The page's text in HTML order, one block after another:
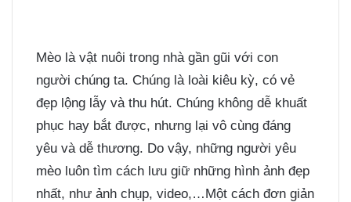
Mèo là vật nuôi trong nhà gần gũi với con
người chúng ta. Chúng là loài kiêu kỳ, có vẻ
đẹp lộng lẫy và thu hút. Chúng không dễ khuất
phục hay bắt được, nhưng lại vô cùng đáng
yêu và dễ thương. Do vậy, những người yêu
mèo luôn tìm cách lưu giữ những hình ảnh đẹp
nhất, như ảnh chụp, video,…Một cách đơn giản